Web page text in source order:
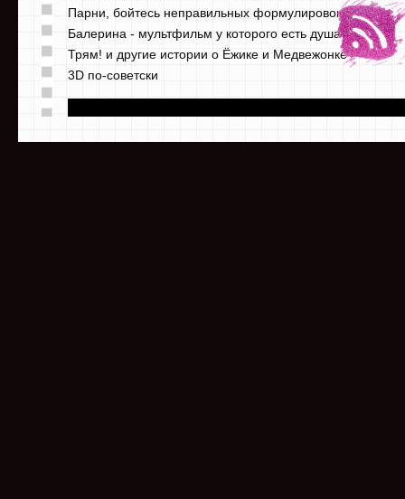
Парни, бойтесь неправильных формулировок
Балерина - мультфильм у которого есть душа
Трям! и другие истории о Ёжике и Медвежонке
3D по-советски